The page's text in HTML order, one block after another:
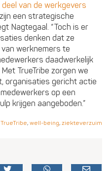
van de werkgevers
een strategische
Nagtegaal. “Toch is er
denken dat ze
werknemers te
daadwerkelijk
TrueTribe zorgen we
organisaties gericht actie
op een
krijgen aangeboden.”
TrueTribe, well-being, ziekteverzuim